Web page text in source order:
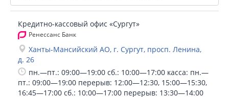
Кредитно-кассовый офис «Сургут»
Ренессанс Банк
Ханты-Мансийский АО, г. Сургут, просп. Ленина,
д. 26
пн.—пт.: 09:00—19:00 сб.: 10:00—17:00 касса: пн.—
пт.: 09:00—19:00 перерыв: 12:00—12:30, 15:00—15:30,
16:45—17:00 сб.: 10:00—17:00 перерыв: 13:30—14:00